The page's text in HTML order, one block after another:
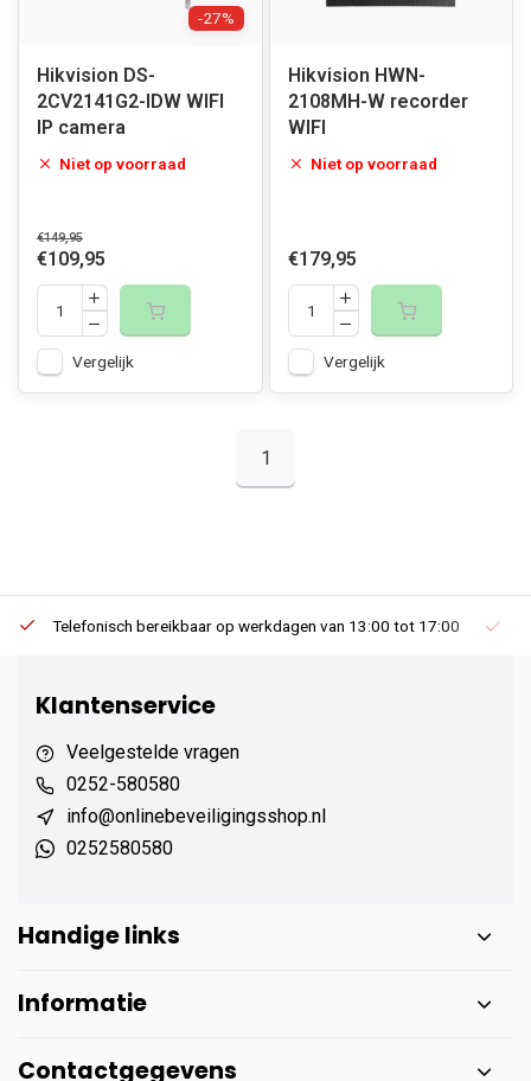
-27%
Hikvision DS-
2CV2141G2-IDW WIFI
IP camera
Niet op voorraad
€149,95
€109,95
Vergelijk
Hikvision HWN-
2108MH-W recorder
WIFI
Niet op voorraad
€179,95
Vergelijk
1
Telefonisch bereikbaar op werkdagen van 13:00 tot 17:00
Klantenservice
Veelgestelde vragen
0252-580580
info@onlinebeveiligingsshop.nl
0252580580
Handige links
Informatie
Contactgegevens